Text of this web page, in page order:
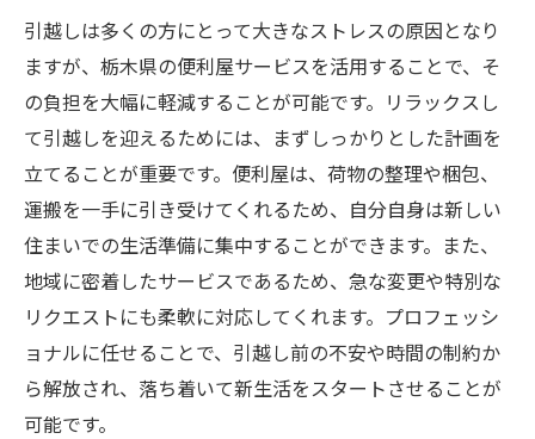
引越しは多くの方にとって大きなストレスの原因となり
ますが、栃木県の便利屋サービスを活用することで、そ
の負担を大幅に軽減することが可能です。リラックスし
て引越しを迎えるためには、まずしっかりとした計画を
立てることが重要です。便利屋は、荷物の整理や梱包、
運搬を一手に引き受けてくれるため、自分自身は新しい
住まいでの生活準備に集中することができます。また、
地域に密着したサービスであるため、急な変更や特別な
リクエストにも柔軟に対応してくれます。プロフェッシ
ョナルに任せることで、引越し前の不安や時間の制約か
ら解放され、落ち着いて新生活をスタートさせることが
可能です。